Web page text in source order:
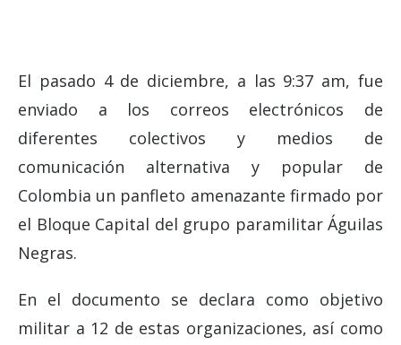
El pasado 4 de diciembre, a las 9:37 am, fue
enviado a los correos electrónicos de
diferentes colectivos y medios de
comunicación alternativa y popular de
Colombia un panfleto amenazante firmado por
el Bloque Capital del grupo paramilitar Águilas
Negras.
En el documento se declara como objetivo
militar a 12 de estas organizaciones, así como